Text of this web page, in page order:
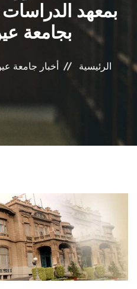
بمعهد الدراسات
بجامعة
الرئيسية أخبار جامعة